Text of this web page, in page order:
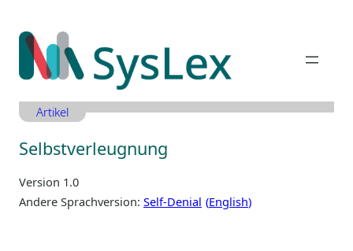
Inhalt
springen
Artikel
Selbstverleugnung
Version 1.0
Andere Sprachversion: Self-Denial English